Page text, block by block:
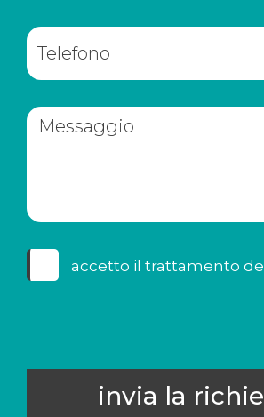
accetto il trattamento
invia la